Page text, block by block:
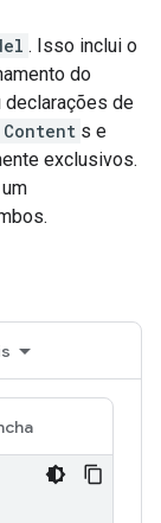
. Isso inclui o
do
declarações de
Content s e
exclusivos.